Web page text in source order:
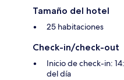
Tamaño del hotel
25 habitaciones
Check-in/check-out
Inicio de check-in:
del día